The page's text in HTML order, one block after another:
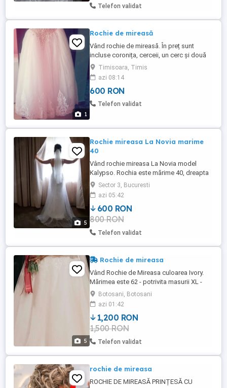
Telefon validat
1
Rochie de mireasă
Vând rochie de mireasă. În preț sunt
incluse coronița, cerceii, un cerc și două
voaluri (unul scurt și unul lung). Rochia a
fost curățată și este în stare foarte bună.
42-46 mărimea
Timisoara, Timis
azi 08:14
600 RON
Telefon validat
5
Rochie mireasa La Novia marime
40
Vând rochie mireasa La Novia model
Kalypso. Rochia este mărime 40, dreapta
in fata și cu trena scurta in spate. Potrivită
pentru o înălțime de 1.75 m și 55-60 kg.
Are bretele cu flori, bust încorsetat cu
dantela și tull in partea de jos. Culoare
light ivoire. Este purtata o singura data și
curățata profesional. ...
Sector 3, Bucuresti
azi 05:42
600 RON
800 RON
Telefon validat
5
Rochie de mireasa
Vând Rochie de Mireasa culoarea Ivory.
Mărimea este 62 - potrivita masurii XL -
XXL. Înălțimea mea este de 1,73 și am avut
tocuri de 10 cm. Nu este modificata.
Rochița se poate proba în Botosani.
Pentru mai multe detalii - mesaj privat.
Botosani, Botosani
azi 01:42
1,200 RON
1,500 RON
Telefon validat
rochie de mireasa
ROCHIE DE MIREASĂ PRINȚESĂ CU